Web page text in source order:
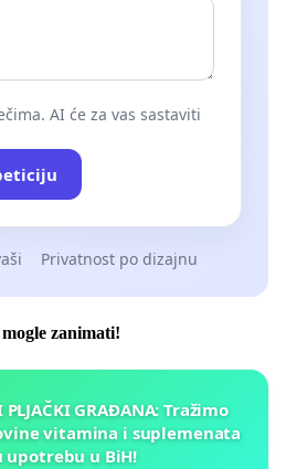
AI će za vas sastaviti
Privatnost po dizajnu
zanimati!
PLJAČKI GRAĐANA: Tražimo
vitamina i suplemenata
upotrebu u BiH!